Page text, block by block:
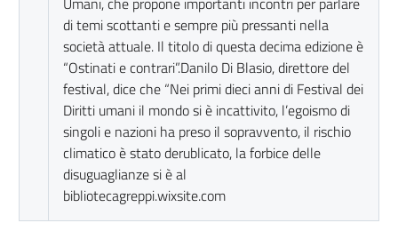
di temi scottanti e sempre più pressanti nella
società attuale. Il titolo di questa decima edizione è
“Ostinati e contrari”.Danilo Di Blasio, direttore del
festival, dice che “Nei primi dieci anni di Festival dei
Diritti umani il mondo si è incattivito, l’egoismo di
singoli e nazioni ha preso il sopravvento, il rischio
climatico è stato derublicato, la forbice delle
disuguaglianze si è al
bibliotecagreppi.wixsite.com